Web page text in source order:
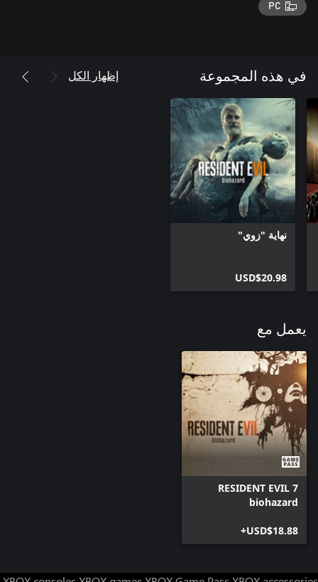
PC
في هذه المجموعة إظهار الكل
نهاية "زوي"
USD$20.98
يعمل مع
RESIDENT EVIL 7
biohazard
USD$18.88+